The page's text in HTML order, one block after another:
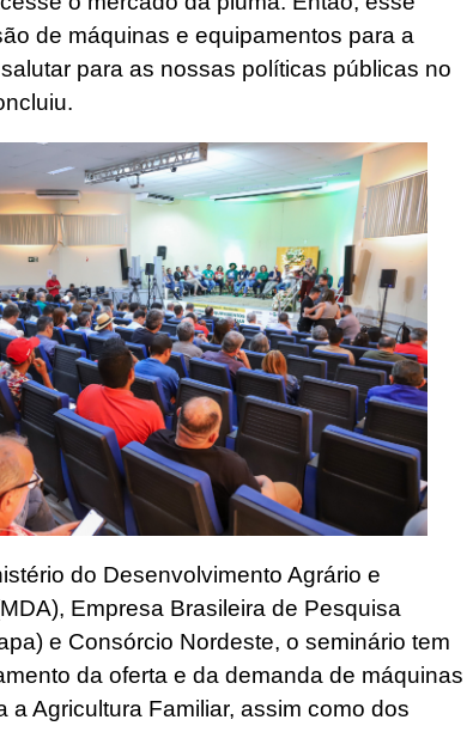
de máquinas e equipamentos para a
para as nossas políticas públicas no
do Desenvolvimento Agrário e
Empresa Brasileira de Pesquisa
e Consórcio Nordeste, o seminário tem
da oferta e da demanda de máquinas
a Agricultura Familiar, assim como dos